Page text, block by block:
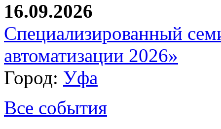
16.09.2026
Специализированный
автоматизации 2026»
Город: Уфа
Все события